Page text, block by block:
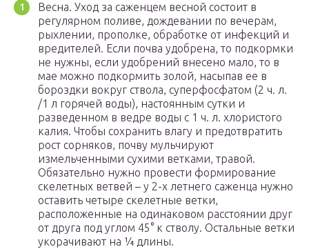
Весна. Уход за саженцем весной состоит в
регулярном поливе, дождевании по вечерам,
рыхлении, прополке, обработке от инфекций и
вредителей. Если почва удобрена, то подкормки
не нужны, если удобрений внесено мало, то в
мае можно подкормить золой, насыпав ее в
бороздки вокруг ствола, суперфосфатом (2 ч. л.
/1 л горячей воды), настоянным сутки и
разведенном в ведре воды с 1 ч. л. хлористого
калия. Чтобы сохранить влагу и предотвратить
рост сорняков, почву мульчируют
измельченными сухими ветками, травой.
Обязательно нужно провести формирование
скелетных ветвей – у 2-х летнего саженца нужно
оставить четыре скелетные ветки,
расположенные на одинаковом расстоянии друг
от друга под углом 45° к стволу. Остальные ветки
укорачивают на ¼ длины.